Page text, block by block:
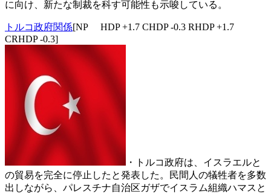
に向け、新たな制裁を科す可能性も示唆している。
トルコ政府関係[NP HDP +1.7 CHDP -0.3 RHDP +1.7
CRHDP -0.3]
・トルコ政府は、イスラエルと
の貿易を完全に停止したと発表した。民間人の犠牲者を多数
出しながら、パレスチナ自治区ガザでイスラム組織ハマスと